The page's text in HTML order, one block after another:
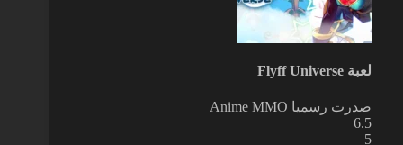
لعبة Flyff Universe
صدرت رسميا Anime MMO
6.5
5